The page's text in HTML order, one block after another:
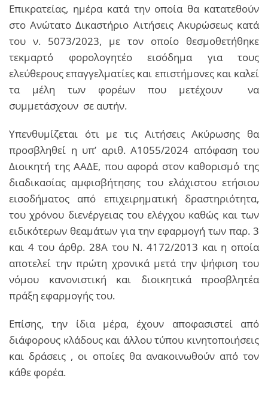
Επικρατείας, ημέρα κατά την οποία θα κατατεθούν
στο Ανώτατο Δικαστήριο Αιτήσεις Ακυρώσεως κατά
του ν. 5073/2023, με τον οποίο θεσμοθετήθηκε
τεκμαρτό φορολογητέο εισόδημα για τους
ελεύθερους επαγγελματίες και επιστήμονες και καλεί
τα μέλη των φορέων που μετέχουν να
συμμετάσχουν σε αυτήν.
Υπενθυμίζεται ότι με τις Αιτήσεις Ακύρωσης θα
προσβληθεί η υπ’ αριθ. Α1055/2024 απόφαση του
Διοικητή της ΑΑΔΕ, που αφορά στον καθορισμό της
διαδικασίας αμφισβήτησης του ελάχιστου ετήσιου
εισοδήματος από επιχειρηματική δραστηριότητα,
του χρόνου διενέργειας του ελέγχου καθώς και των
ειδικότερων θεαμάτων για την εφαρμογή των παρ. 3
και 4 του άρθρ. 28Α του Ν. 4172/2013 και η οποία
αποτελεί την πρώτη χρονικά μετά την ψήφιση του
νόμου κανονιστική και διοικητικά προσβλητέα
πράξη εφαρμογής του.
Επίσης, την ίδια μέρα, έχουν αποφασιστεί από
διάφορους κλάδους και άλλου τύπου κινητοποιήσεις
και δράσεις , οι οποίες θα ανακοινωθούν από τον
κάθε φορέα.